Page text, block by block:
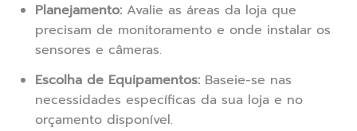
Planejamento: Avalie as áreas da loja que
precisam de monitoramento e onde instalar os
sensores e câmeras.
Escolha de Equipamentos: Baseie-se nas
necessidades específicas da sua loja e no
orçamento disponível.